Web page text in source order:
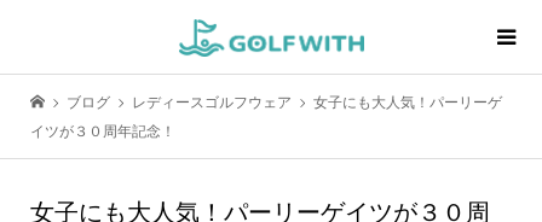
ブログ レディースゴルフウェア
女子にも大人気！パーリーゲ
イツが３０周年記念！
女子にも大人気！パーリーゲイツが３０周